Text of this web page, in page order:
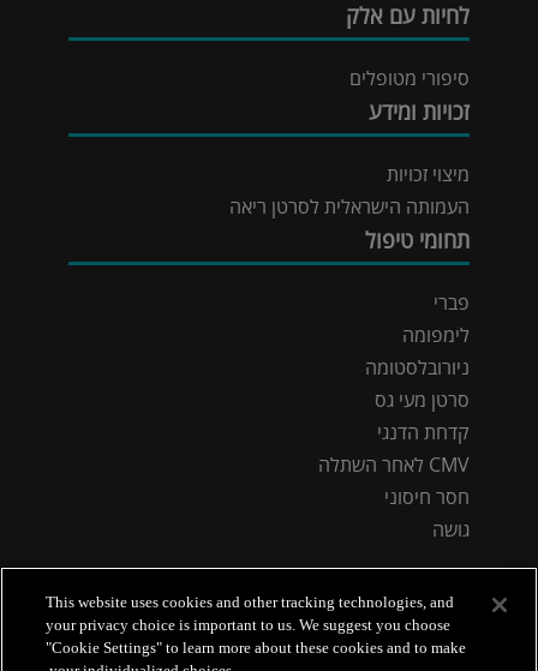
לחיות עם אלק
סיפורי מטופלים
זכויות ומידע
מיצוי זכויות
העמותה הישראלית לסרטן ריאה
תחומי טיפול
פברי
לימפומה
ניורובלסטומה
סרטן מעי גס
קדחת הדנגי
CMV לאחר השתלה
חסר חיסוני
גושה
This website uses cookies and other tracking technologies, and
your privacy choice is important to us. We suggest you choose
"Cookie Settings" to learn more about these cookies and to make